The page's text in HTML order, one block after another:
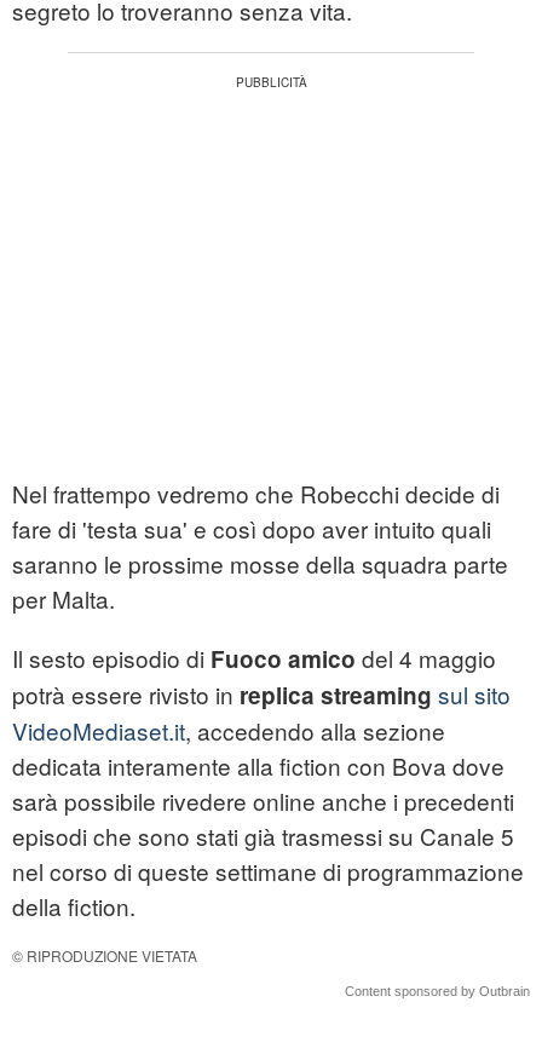
segreto lo troveranno senza vita.
Nel frattempo vedremo che Robecchi decide di
fare di 'testa sua' e così dopo aver intuito quali
saranno le prossime mosse della squadra parte
per Malta.
Il sesto episodio di Fuoco amico del 4 maggio
potrà essere rivisto in replica streaming sul sito
VideoMediaset.it, accedendo alla sezione
dedicata interamente alla fiction con Bova dove
sarà possibile rivedere online anche i precedenti
episodi che sono stati già trasmessi su Canale 5
nel corso di queste settimane di programmazione
della fiction.
© RIPRODUZIONE VIETATA
Content sponsored by Outbrain